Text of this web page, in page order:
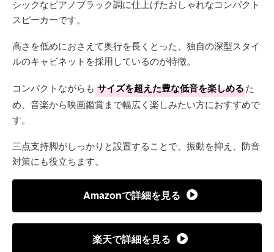
シックなピアノブラック調に仕上げたおしゃれなコンパクト
スピーカーです。
高さを低めにおさえて奥行を長くとった、独自の深型スタイ
ルのキャビネットを採用しているのが特徴。
コンパクトながらも サイズを超えた豊な低音を楽しめるた
め、音楽から映画鑑賞まで幅広く楽しみたい方におすすめで
す。
三点支持脚がしっかりと設置することで、振動を抑え、防音
対策にも役立ちます。
Amazonで詳細を見る
楽天で詳細を見る